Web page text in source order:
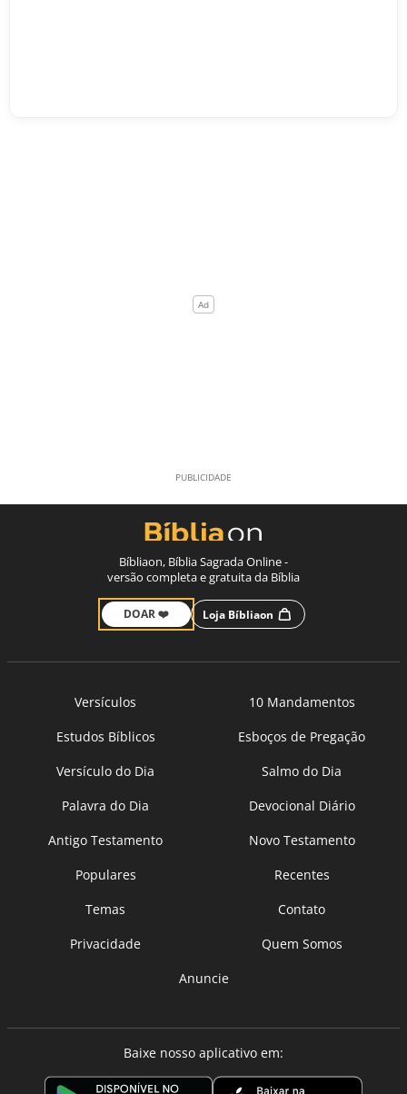
Bíbliaon, Bíblia Sagrada Online -
versão completa e gratuita da Bíblia
DOAR ❤️ Loja Bíbliaon
Versículos
10 Mandamentos
Estudos Bíblicos
Esboços de Pregação
Versículo do Dia
Salmo do Dia
Palavra do Dia
Devocional Diário
Antigo Testamento
Novo Testamento
Populares
Recentes
Temas
Contato
Privacidade
Quem Somos
Anuncie
Baixe nosso aplicativo em: